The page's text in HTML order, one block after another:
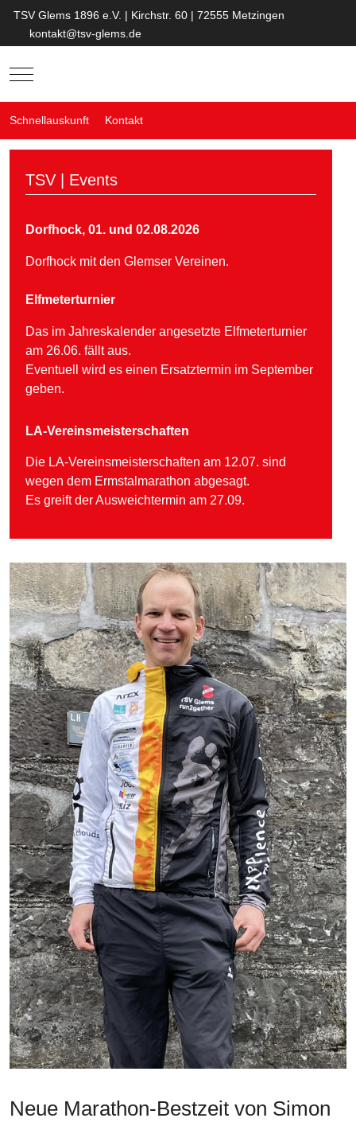
TSV Glems 1896 e.V. | Kirchstr. 60 | 72555 Metzingen
kontakt@tsv-glems.de
Mobile Menu Toggle
Schnellauskunft Kontakt
TSV | Events
Dorfhock, 01. und 02.08.2026
Dorfhock mit den Glemser Vereinen.
Elfmeterturnier
Das im Jahreskalender angesetzte Elfmeterturnier
am 26.06. fällt aus.
Eventuell wird es einen Ersatztermin im September
geben.
LA-Vereinsmeisterschaften
Die LA-Vereinsmeisterschaften am 12.07. sind
wegen dem Ermstalmarathon abgesagt.
Es greift der Ausweichtermin am 27.09.
Neue Marathon-Bestzeit von Simon